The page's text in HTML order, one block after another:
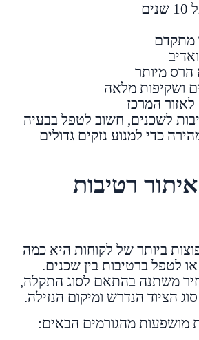
מתקדם
הרס מיותר
ושקיפות מלאה
המרכז
לשכנים, חשוב לטפל בבעיה
כדי למנוע נזקים גדולים
רטיבות
ביותר של לקוחות היא כמה
לטפל ברטיבות בין שכנים.
משתנה בהתאם לסוג התקלה,
הציוד הנדרש ומיקום הנזילה.
מושפעות מהגורמים הבאים: